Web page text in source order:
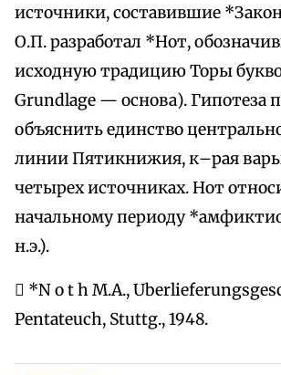
источники, составившие
О.П. разработал *Нот,
исходную традицию Торы
Grundlage — основа). Гипотеза
объяснить единство
линии Пятикнижия, к–рая
четырех источниках. Нот
начальному периоду
н.э.).
 *N o t h M.A.,
Pentateuch, Stuttg., 1948.